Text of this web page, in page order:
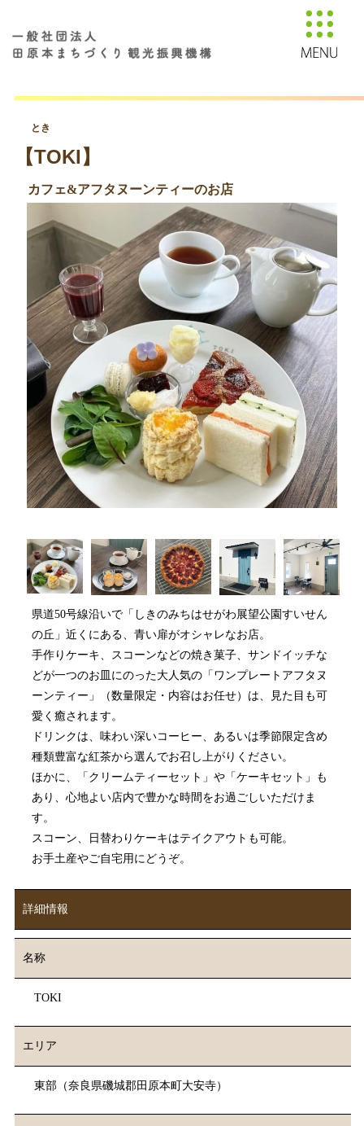
とき
【TOKI】
カフェ&アフタヌーンティーのお店
県道50号線沿いで「しきのみちはせがわ展望公園すいせん
の丘」近くにある、青い扉がオシャレなお店。
手作りケーキ、スコーンなどの焼き菓子、サンドイッチな
どが一つのお皿にのった大人気の「ワンプレートアフタヌ
ーンティー」（数量限定・内容はお任せ）は、見た目も可
愛く癒されます。
ドリンクは、味わい深いコーヒー、あるいは季節限定含め
種類豊富な紅茶から選んでお召し上がりください。
ほかに、「クリームティーセット」や「ケーキセット」も
あり、心地よい店内で豊かな時間をお過ごしいただけま
す。
スコーン、日替わりケーキはテイクアウトも可能。
お手土産やご自宅用にどうぞ。
詳細情報
名称
TOKI
エリア
東部（奈良県磯城郡⽥原本町⼤安寺）